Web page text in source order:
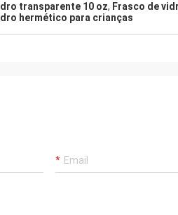
transparente 10 oz, Frasco de
hermético para crianças